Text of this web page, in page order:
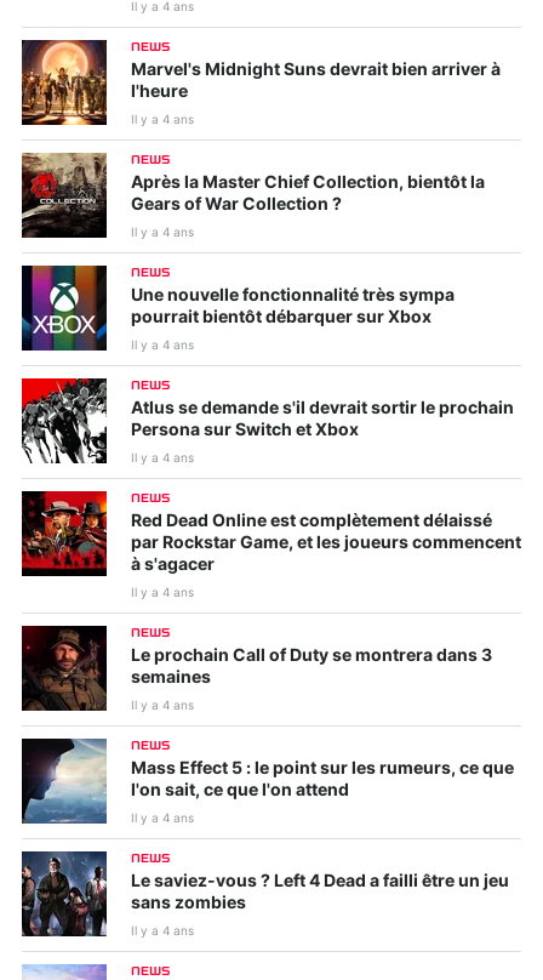
Il y a 4 ans
NEWS
Marvel's Midnight Suns devrait bien arriver à
l'heure
Il y a 4 ans
NEWS
Après la Master Chief Collection, bientôt la
Gears of War Collection ?
Il y a 4 ans
NEWS
Une nouvelle fonctionnalité très sympa
pourrait bientôt débarquer sur Xbox
Il y a 4 ans
NEWS
Atlus se demande s'il devrait sortir le prochain
Persona sur Switch et Xbox
Il y a 4 ans
NEWS
Red Dead Online est complètement délaissé
par Rockstar Game, et les joueurs commencent
à s'agacer
Il y a 4 ans
NEWS
Le prochain Call of Duty se montrera dans 3
semaines
Il y a 4 ans
NEWS
Mass Effect 5 : le point sur les rumeurs, ce que
l'on sait, ce que l'on attend
Il y a 4 ans
NEWS
Le saviez-vous ? Left 4 Dead a failli être un jeu
sans zombies
Il y a 4 ans
NEWS